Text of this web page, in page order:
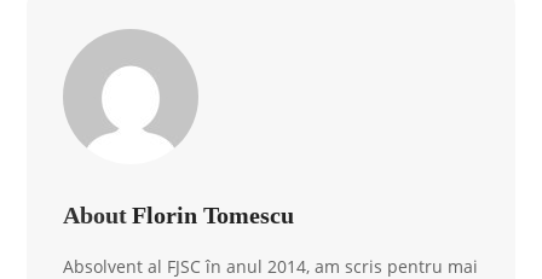
About Florin Tomescu
Absolvent al FJSC în anul 2014, am scris pentru mai